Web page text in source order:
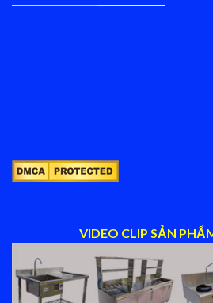
VIDEO CLIP SẢN